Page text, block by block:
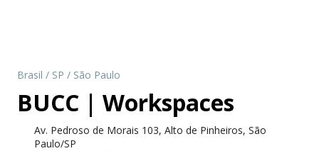
Brasil / SP / São Paulo
BUCC | Workspaces
Av. Pedroso de Morais 103, Alto de Pinheiros, São
Paulo/SP